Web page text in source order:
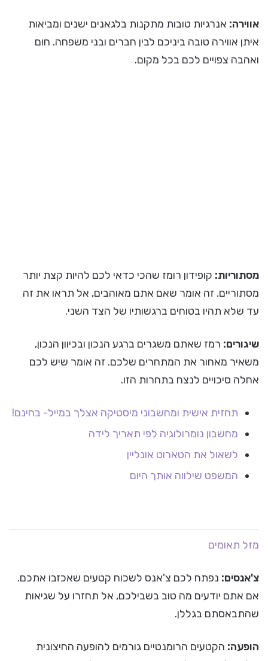
אווירה: אנרגיות טובות מתקנות בלגאנים ישנים ומביאות
איתן אווירה טובה ביניכם לבין חברים ובני משפחה. חום
ואהבה צפויים לכם בכל מקום.
מסתוריות: קופידון רומז שהכי כדאי לכם להיות קצת יותר
מסתוריים. זה אומר שאם אתם מאוהבים, אל תראו את זה
עד שלא תהיו בטוחים ברגשותיו של הצד השני.
שיגורים: רמז שאתם משגרים ברגע הנכון ובכיוון הנכון,
משאיר מאחור את המתחרים שלכם. זה אומר שיש לכם
אחלה סיכויים לנצח בתחרות הזו.
תחזית אישית ומחשבוני מיסטיקה אצלך במייל- בחינם!
מחשבון נומרולוגיה לפי תאריך לידה
לשאול את הטארוט אונליין
המשפט שילווה אותך היום
מזל תאומים
צ'אנסים: נפתח לכם צ'אנס לשכוח קטעים שאכזבו אתכם.
אם אתם יודעים מה טוב בשבילכם, אל תחזרו על שגיאות
שהתבאסתם בגללן.
הופעה: הקטעים הרומנטיים גורמים להופעה החיצונית